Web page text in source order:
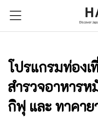
โปรแกรมท่องเ
สำรวจอาหารห
กิฟุ และ ทาคาย